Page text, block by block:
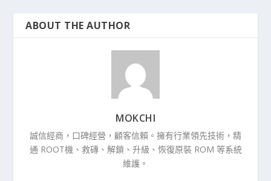
ABOUT THE AUTHOR
MOKCHI
誠信經商，口碑經營，顧客信賴。擁有行業領先技術，精
通 ROOT機、救磚、解鎖、升級、恢復原裝 ROM 等系統
維護。